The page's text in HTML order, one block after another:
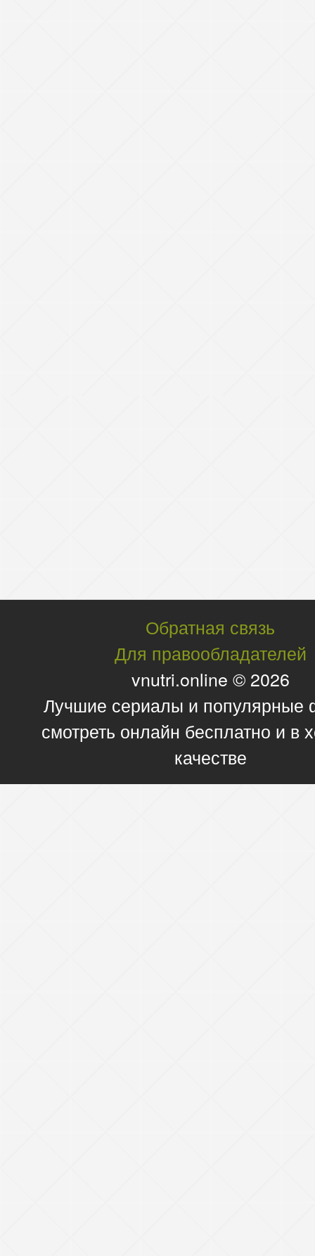
Обратная связь
Для правообладателей
vnutri.online © 2026
Лучшие сериалы и
смотреть онлайн бесплатно и в
качестве